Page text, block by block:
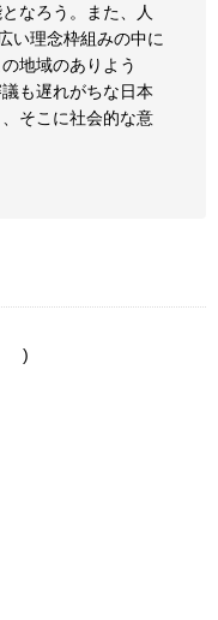
なろう。また、人
い理念枠組みの中に
地域のありよう
も遅れがちな日本
そこに社会的な意
)